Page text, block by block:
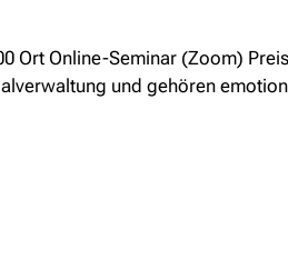
Ort Online-Seminar (Zoom)
und gehören